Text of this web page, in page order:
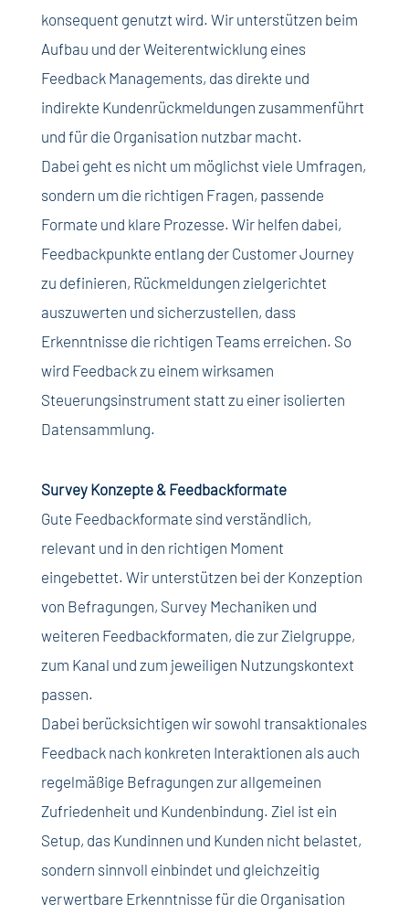
konsequent genutzt wird. Wir unterstützen beim
Aufbau und der Weiterentwicklung eines
Feedback Managements, das direkte und
indirekte Kundenrückmeldungen zusammenführt
und für die Organisation nutzbar macht.
Dabei geht es nicht um möglichst viele Umfragen,
sondern um die richtigen Fragen, passende
Formate und klare Prozesse. Wir helfen dabei,
Feedbackpunkte entlang der Customer Journey
zu definieren, Rückmeldungen zielgerichtet
auszuwerten und sicherzustellen, dass
Erkenntnisse die richtigen Teams erreichen. So
wird Feedback zu einem wirksamen
Steuerungsinstrument statt zu einer isolierten
Datensammlung.
Survey Konzepte & Feedbackformate
Gute Feedbackformate sind verständlich,
relevant und in den richtigen Moment
eingebettet. Wir unterstützen bei der Konzeption
von Befragungen, Survey Mechaniken und
weiteren Feedbackformaten, die zur Zielgruppe,
zum Kanal und zum jeweiligen Nutzungskontext
passen.
Dabei berücksichtigen wir sowohl transaktionales
Feedback nach konkreten Interaktionen als auch
regelmäßige Befragungen zur allgemeinen
Zufriedenheit und Kundenbindung. Ziel ist ein
Setup, das Kundinnen und Kunden nicht belastet,
sondern sinnvoll einbindet und gleichzeitig
verwertbare Erkenntnisse für die Organisation